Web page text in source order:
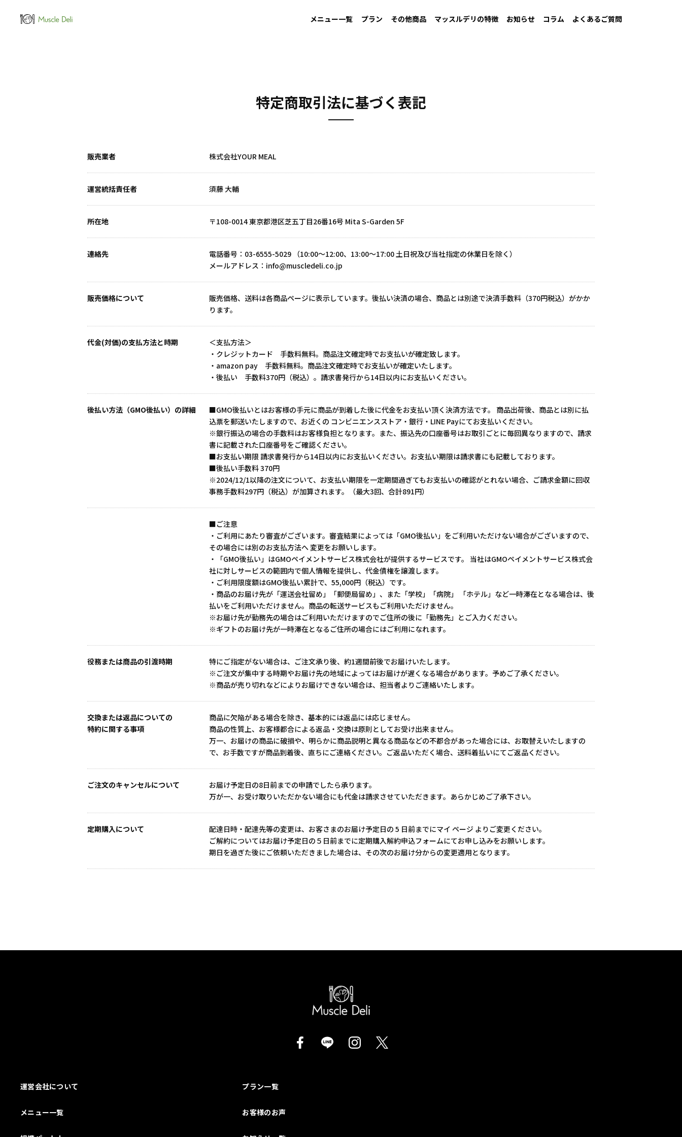
メニュー一覧 プラン その他商品 マッスルデリの特徴 お知らせ コラム よくあるご質問
特定商取引法に基づく表記
販売業者 株式会社YOUR MEAL
運営統括責任者 須藤 大輔
所在地 〒108-0014 東京都港区芝五丁目26番16号 Mita S-Garden 5F
連絡先 電話番号：03-6555-5029 （10:00～12:00、13:00～17:00 土日祝及び当社指定の休業日を除く）
メールアドレス：info@muscledeli.co.jp
販売価格について
販売価格、送料は各商品ページに表示しています。後払い決済の場合、商品とは別途で決済手数料（370円税込）がかか
ります。
代金(対価)の支払方法と時期
＜支払方法＞
・クレジットカード 手数料無料。商品注文確定時でお支払いが確定致します。
・amazon pay 手数料無料。商品注文確定時でお支払いが確定いたします。
・後払い 手数料370円（税込）。請求書発行から14日以内にお支払いください。
後払い方法（GMO後払い）の詳細
■GMO後払いとはお客様の手元に商品が到着した後に代金をお支払い頂く決済方法です。 商品出荷後、商品とは別に払
込票を郵送いたしますので、お近くの コンビニエンスストア・銀行・LINE Payにてお支払いください。
※銀行振込の場合の手数料はお客様負担となります。また、振込先の口座番号はお取引ごとに毎回異なりますので、請求
書に記載された口座番号をご確認ください。
■お支払い期限 請求書発行から14日以内にお支払いください。お支払い期限は請求書にも記載しております。
■後払い手数料 370円
※2024/12/1以降の注文について、お支払い期限を一定期間過ぎてもお支払いの確認がとれない場合、ご請求金額に回収
事務手数料297円（税込）が加算されます。（最大3回、合計891円）
■ご注意
・ご利用にあたり審査がございます。審査結果によっては「GMO後払い」をご利用いただけない場合がございますので、
その場合には別のお支払方法へ 変更をお願いします。
・「GMO後払い」はGMOペイメントサービス株式会社が提供するサービスです。 当社はGMOペイメントサービス株式会
社に対しサービスの範囲内で個人情報を提供し、代金債権を譲渡します。
・ご利用限度額はGMO後払い累計で、55,000円（税込）です。
・商品のお届け先が「運送会社留め」「郵便局留め」、また「学校」「病院」 「ホテル」など一時滞在となる場合は、後
払いをご利用いただけません。商品の転送サービスもご利用いただけません。
※お届け先が勤務先の場合はご利用いただけますのでご住所の後に「勤務先」とご入力ください。
※ギフトのお届け先が一時滞在となるご住所の場合にはご利用になれます。
役務または商品の引渡時期
特にご指定がない場合は、ご注文承り後、約1週間前後でお届けいたします。
※ご注文が集中する時期やお届け先の地域によってはお届けが遅くなる場合があります。予めご了承ください。
※商品が売り切れなどによりお届けできない場合は、担当者よりご連絡いたします。
交換または返品についての
特約に関する事項
商品に欠陥がある場合を除き、基本的には返品には応じません。
商品の性質上、お客様都合による返品・交換は原則としてお受け出来ません。
万一、お届けの商品に破損や、明らかに商品説明と異なる商品などの不都合があった場合には、お取替えいたしますの
で、お手数ですが商品到着後、直ちにご連絡ください。ご返品いただく場合、送料着払いにてご返品ください。
ご注文のキャンセルについて
お届け予定日の8日前までの申請でしたら承ります。
万が一、お受け取りいただかない場合にも代金は請求させていただきます。あらかじめご了承下さい。
定期購入について 配達日時・配達先等の変更は、お客さまのお届け予定日の 5 日前までにマイ ページ よりご変更ください。
ご解約についてはお届け予定日の５日前までに定期購入解約申込フォームにてお申し込みをお願いします。
期日を過ぎた後にご依頼いただきました場合は、その次のお届け分からの変更適用となります。
運営会社について プラン一覧
メニュー一覧 お客様のお声